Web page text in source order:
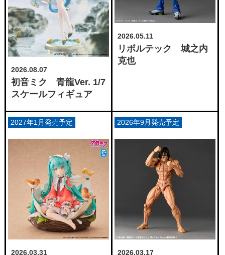
2026.08.07
初音ミク 青龍Ver. 1/7
スケールフィギュア
2026.05.11
リボルテック 城之内
克也
2026.03.31
2027年1月発売予定
2026.03.17
2026年9月発売予定